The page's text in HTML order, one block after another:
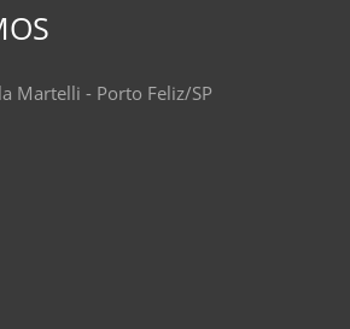
Martelli - Porto Feliz/SP